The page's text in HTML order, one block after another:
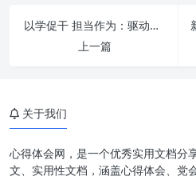
以学促干 担当作为：驱动个人成长与组织跃升的双引擎
上一篇
政治意
看齐意识
关于我们
心得体会网，是一个优秀实用文档分
文、实用性文档，涵盖心得体会、党